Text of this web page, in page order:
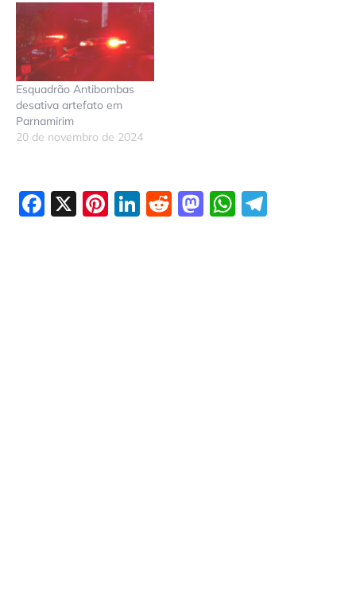
Esquadrão Antibombas
desativa artefato em
Parnamirim
20 de novembro de 2024
Facebook
X Pinterest
LinkedIn
Reddit
Mastodon